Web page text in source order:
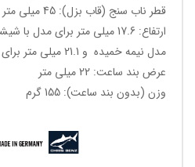
قطر ناب سنج (قاب بزل): 45 میلی متر
مدل نیمه خمیده و 21.1 میلی متر برای مدل با شیشه خمیده.
عرض بند ساعت: 22 میلی متر
وزن (بدون بند ساعت): 155 گرم